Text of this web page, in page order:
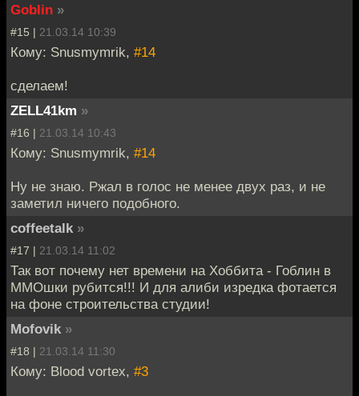
Goblin »
#15 | 21.03.14 10:39
Кому: Snusmymrik, #14
сделаем!
ZELL41km »
#16 | 21.03.14 10:43
Кому: Snusmymrik, #14
Ну не знаю. Ржал в голос не менее двух раз, и не
заметил ничего подобного.
coffeetalk »
#17 | 21.03.14 11:02
Так вот почему нет времени на Хоббита - Гоблин в
ММОшки рубится!!! И для алиби изредка фотается
на фоне строительства студии!
Mofovik »
#18 | 21.03.14 11:30
Кому: Blood vortex, #3